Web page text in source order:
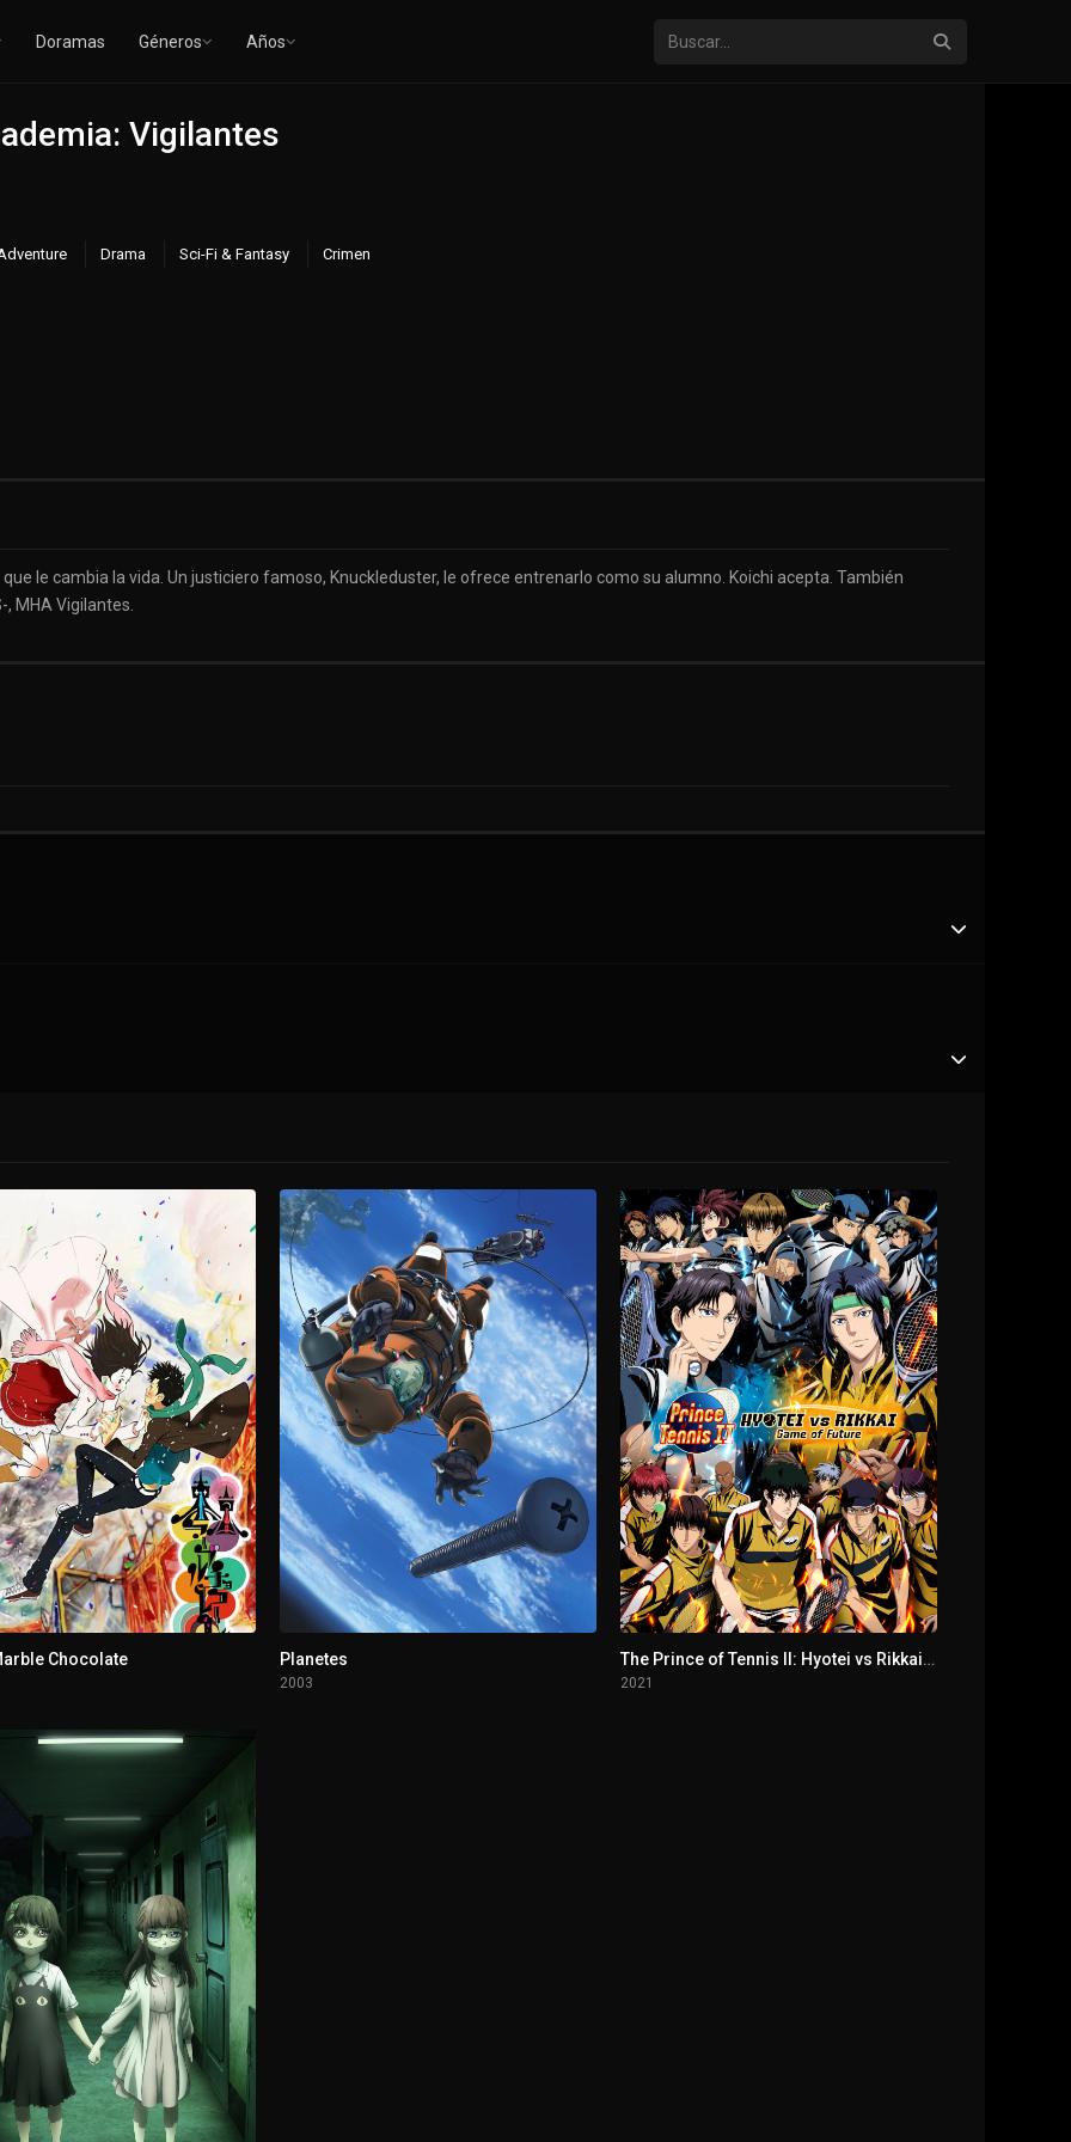
Doramas Géneros Años
Vigilantes
Drama Sci-Fi & Fantasy Crimen
le cambia la vida. Un justiciero famoso, Knuckleduster, le ofrece entrenarlo como su alumno. Koichi acepta. También
MHA Vigilantes.
Chocolate Planetes
2003
The Prince of Tennis II: Hyotei vs Rikkai - Game of Future
2021